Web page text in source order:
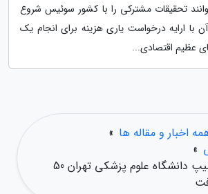
تحقیقات مشترکی را با کشور سوئیس شروع
با ارایه درخواست یاری هزینه برای انجام یک
عظیم اقتصادی...
اخبار و مقاله ها »
»
شهریه های فلوشیپ دانشگاه علوم پزشکی تهران 50